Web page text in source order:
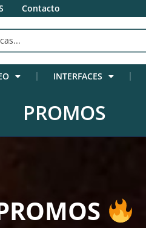
Contacto
INTERFACES
PROMOS